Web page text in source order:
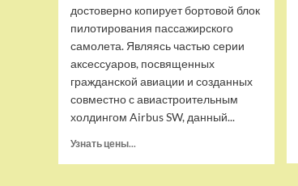
достоверно копирует бортовой блок
пилотирования пассажирского
самолета. Являясь частью серии
аксессуаров, посвященных
гражданской авиации и созданных
совместно с авиастроительным
холдингом Airbus SW, данный...
Узнать цены...